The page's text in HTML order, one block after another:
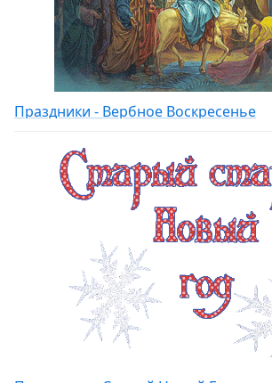
Праздники - Вербное Воскресенье